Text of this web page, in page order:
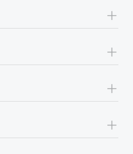
+
+
+
+